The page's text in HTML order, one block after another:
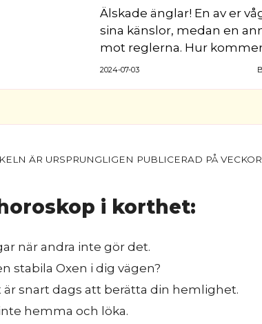
Älskade änglar! En av er
sina känslor, medan en
mot reglerna. Hur
2024-07-03
i korthet:
när andra inte gör det.
stabila Oxen i dig vägen?
är snart dags att berätta din hemlighet.
hemma och löka.